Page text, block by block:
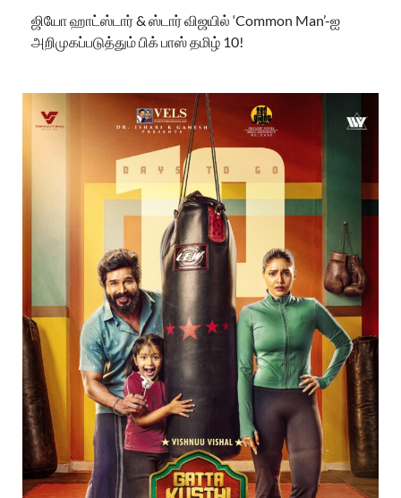
ஜியோ ஹாட்ஸ்டார் & ஸ்டார் விஜயில் ‘Common Man’-ஐ
அறிமுகப்படுத்தும் பிக் பாஸ் தமிழ் 10!